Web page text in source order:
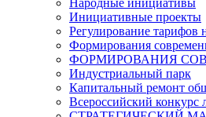
Народные инициативы
Инициативные проекты
Регулирование тарифов
Формирования
ФОРМИРОВАНИЯ
Индустриальный парк
Капитальный ремонт
Всероссийский конкурс